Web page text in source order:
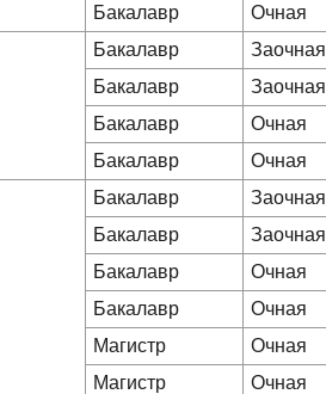
Бакалавр
Очная
Бакалавр
Заочная
Бакалавр
Заочная
Бакалавр
Очная
Бакалавр
Очная
Бакалавр
Заочная
Бакалавр
Заочная
Бакалавр
Очная
Бакалавр
Очная
Магистр
Очная
Магистр
Очная